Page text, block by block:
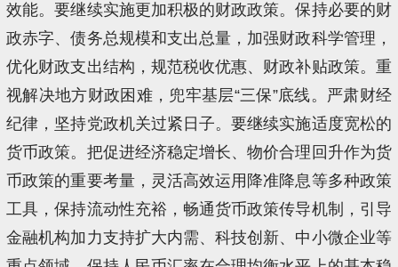
效能。要继续实施更加积极的财政政策。保持必要的财
政赤字、债务总规模和支出总量，加强财政科学管理，
优化财政支出结构，规范税收优惠、财政补贴政策。重
视解决地方财政困难，兜牢基层“三保”底线。严肃财经
纪律，坚持党政机关过紧日子。要继续实施适度宽松的
货币政策。把促进经济稳定增长、物价合理回升作为货
币政策的重要考量，灵活高效运用降准降息等多种政策
工具，保持流动性充裕，畅通货币政策传导机制，引导
金融机构加力支持扩大内需、科技创新、中小微企业等